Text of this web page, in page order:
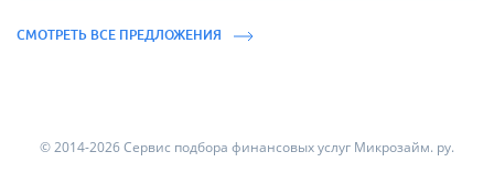
СМОТРЕТЬ ВСЕ ПРЕДЛОЖЕНИЯ
© 2014-2026 Сервис подбора финансовых услуг Микрозайм. ру.